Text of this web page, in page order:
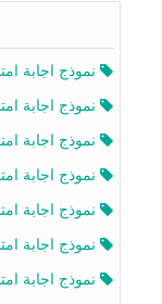
نموذج اجابة
نموذج اجابة امتحان
نموذج اجابة
نموذج اجابة امتحان
نموذج اجابة امتحان
نموذج اجابة
نموذج اجابة امتحان